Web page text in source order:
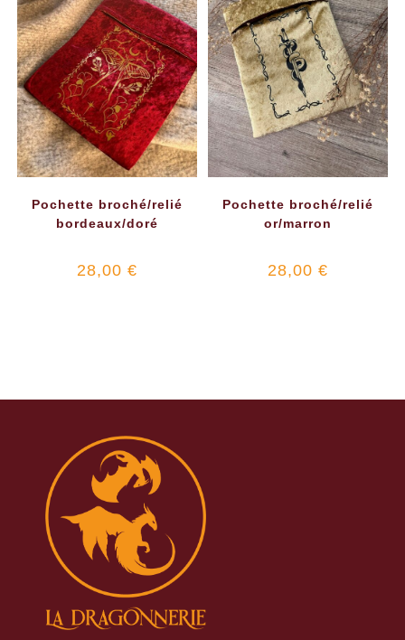
Pochette broché/relié
bordeaux/doré
28,00 €
Pochette broché/relié
or/marron
28,00€